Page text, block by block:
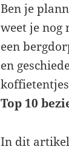
Ben je
weet je nog
een
en
Top 10
In dit artikel